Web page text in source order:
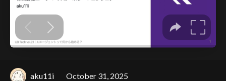
aku11i October 31, 2025